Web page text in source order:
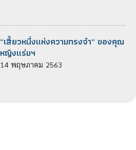
“เสี้ยวหนึ่งแห่งความทรงจำ” ของคุณ
หญิงแร่มฯ
14 พฤษภาคม 2563